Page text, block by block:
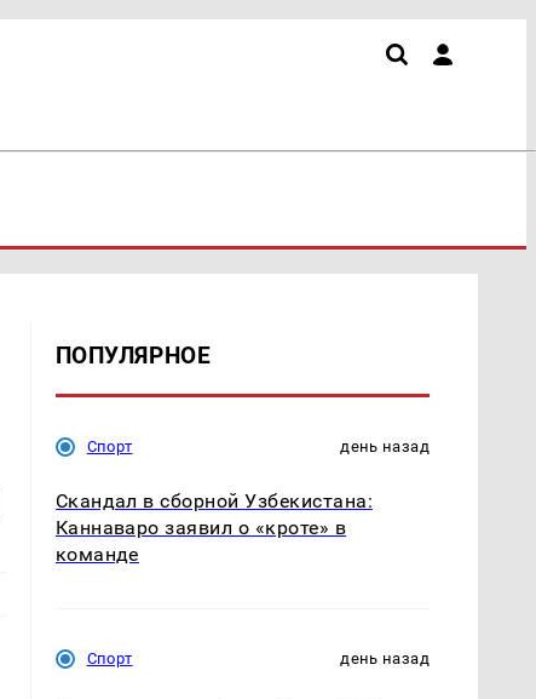
ПОПУЛЯРНОЕ
Спорт день назад
Скандал в сборной Узбекистана:
Каннаваро заявил о «кроте» в
команде
Спорт день назад